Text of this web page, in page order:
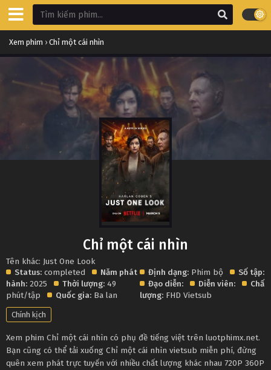
Xem phim › Chỉ một cái nhìn
Chỉ một cái nhìn
Tên khác: Just One Look
Status: completed
Năm phát
hành: 2025 Thời lượng: 49
phút/tập
Quốc gia: Ba lan
Định dạng: Phim bộ Số tập:
Đạo diễn:
Diễn viên:
Chất
lượng: FHD Vietsub
Chính kịch
Xem phim Chỉ một cái nhìn có phụ đề tiếng việt trên luotphimx.net.
Bạn cũng có thể tải xuống Chỉ một cái nhìn vietsub miễn phí, đừng
quên xem phát trực tuyến với nhiều chất lượng khác nhau 720P 360P